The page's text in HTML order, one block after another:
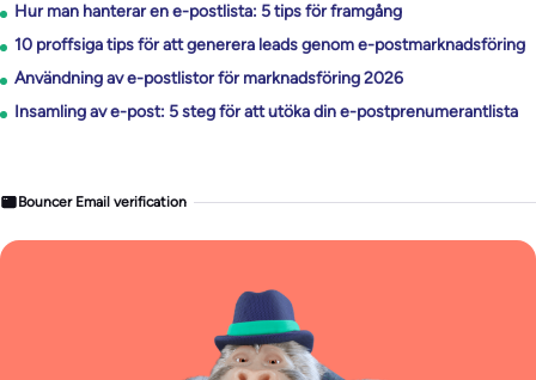
Hur man hanterar en e-postlista: 5 tips för framgång
10 proffsiga tips för att generera leads genom e-postmarknadsföring
Användning av e-postlistor för marknadsföring 2026
Insamling av e-post: 5 steg för att utöka din e-postprenumerantlista
Bouncer Email verification